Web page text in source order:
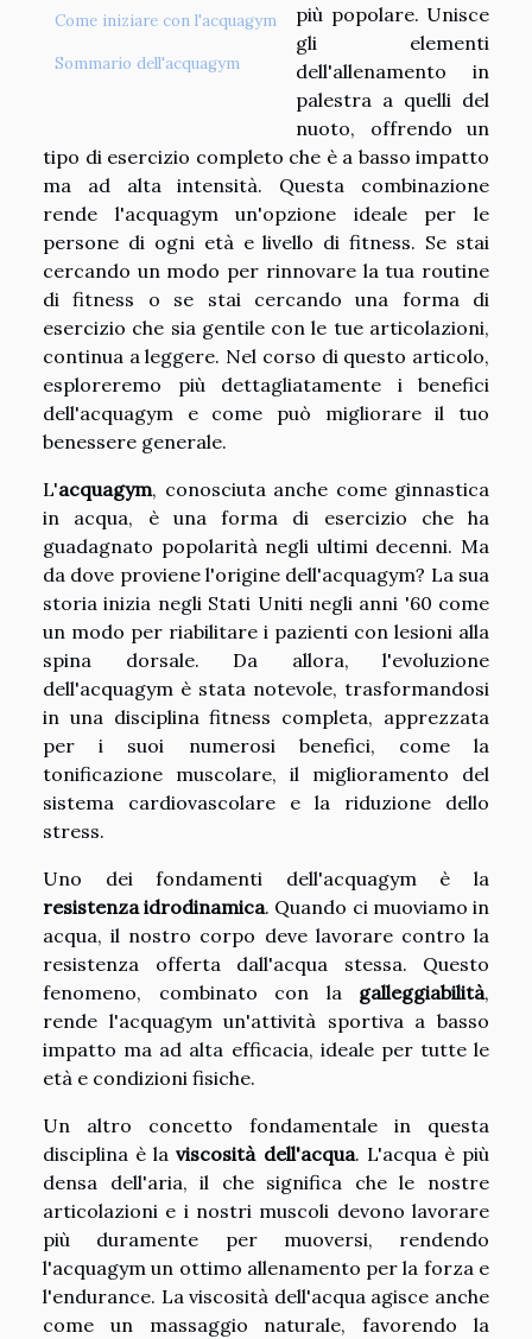
Come iniziare con l'acquagym
Sommario dell'acquagym
più popolare. Unisce
gli elementi
dell'allenamento in
palestra a quelli del
nuoto, offrendo un
tipo di esercizio completo che è a basso impatto
ma ad alta intensità. Questa combinazione
rende l'acquagym un'opzione ideale per le
persone di ogni età e livello di fitness. Se stai
cercando un modo per rinnovare la tua routine
di fitness o se stai cercando una forma di
esercizio che sia gentile con le tue articolazioni,
continua a leggere. Nel corso di questo articolo,
esploreremo più dettagliatamente i benefici
dell'acquagym e come può migliorare il tuo
benessere generale.
L'acquagym, conosciuta anche come ginnastica
in acqua, è una forma di esercizio che ha
guadagnato popolarità negli ultimi decenni. Ma
da dove proviene l'origine dell'acquagym? La sua
storia inizia negli Stati Uniti negli anni '60 come
un modo per riabilitare i pazienti con lesioni alla
spina dorsale. Da allora, l'evoluzione
dell'acquagym è stata notevole, trasformandosi
in una disciplina fitness completa, apprezzata
per i suoi numerosi benefici, come la
tonificazione muscolare, il miglioramento del
sistema cardiovascolare e la riduzione dello
stress.
Uno dei fondamenti dell'acquagym è la
resistenza idrodinamica. Quando ci muoviamo in
acqua, il nostro corpo deve lavorare contro la
resistenza offerta dall'acqua stessa. Questo
fenomeno, combinato con la galleggiabilità,
rende l'acquagym un'attività sportiva a basso
impatto ma ad alta efficacia, ideale per tutte le
età e condizioni fisiche.
Un altro concetto fondamentale in questa
disciplina è laviscosità dell'acqua. L'acqua è più
densa dell'aria, il che significa che le nostre
articolazioni e i nostri muscoli devono lavorare
più duramente per muoversi, rendendo
l'acquagym un ottimo allenamento per la forza e
l'endurance. La viscosità dell'acqua agisce anche
come un massaggio naturale, favorendo la